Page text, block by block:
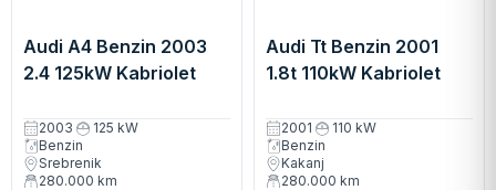
Audi A4 Benzin 2003
2.4 125kW Kabriolet
2003
125 kW
Benzin
Srebrenik
280.000 km
Audi Tt Benzin 2001
1.8t 110kW Kabriolet
2001
110 kW
Benzin
Kakanj
280.000 km